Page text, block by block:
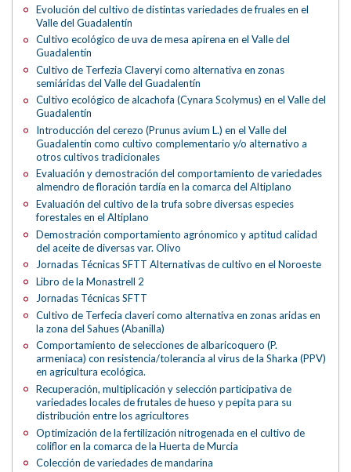
Evolución del cultivo de distintas variedades de fruales en el
Valle del Guadalentín
Cultivo ecológico de uva de mesa apirena en el Valle del
Guadalentín
Cultivo de Terfezia Claveryi como alternativa en zonas
semiáridas del Valle del Guadalentín
Cultivo ecológico de alcachofa (Cynara Scolymus) en el Valle del
Guadalentín
Introducción del cerezo (Prunus avium L.) en el Valle del
Guadalentín como cultivo complementario y/o alternativo a
otros cultivos tradicionales
Evaluación y demostración del comportamiento de variedades
almendro de floración tardía en la comarca del Altiplano
Evaluación del cultivo de la trufa sobre diversas especies
forestales en el Altiplano
Demostración comportamiento agrónomico y aptitud calidad
del aceite de diversas var. Olivo
Jornadas Técnicas SFTT Alternativas de cultivo en el Noroeste
Libro de la Monastrell 2
Jornadas Técnicas SFTT
Cultivo de Terfecia claveri como alternativa en zonas aridas en
la zona del Sahues (Abanilla)
Comportamiento de selecciones de albaricoquero (P.
armeniaca) con resistencia/tolerancia al virus de la Sharka (PPV)
en agricultura ecológica.
Recuperación, multiplicación y selección participativa de
variedades locales de frutales de hueso y pepita para su
distribución entre los agricultores
Optimización de la fertilización nitrogenada en el cultivo de
coliflor en la comarca de la Huerta de Murcia
Colección de variedades de mandarina